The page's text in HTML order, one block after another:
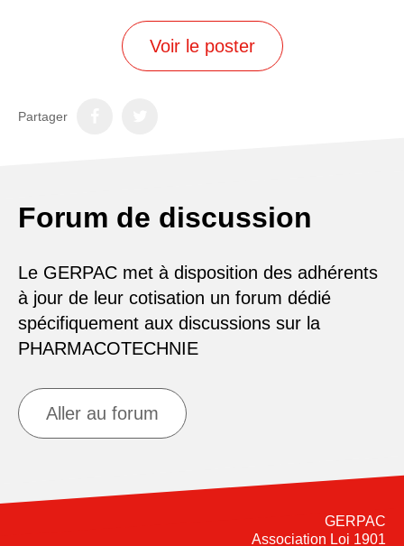
Voir le poster
Partager
Forum de discussion
Le GERPAC met à disposition des adhérents
à jour de leur cotisation un forum dédié
spécifiquement aux discussions sur la
PHARMACOTECHNIE
Aller au forum
GERPAC
Association Loi 1901